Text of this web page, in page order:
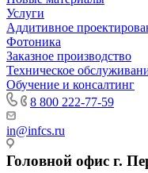
Услуги
Аддитивное
Фотоника
Заказное производство
Техническое
Обучение и консалтинг
8 800 222-77-59
in@infcs.ru
Головной офис г.